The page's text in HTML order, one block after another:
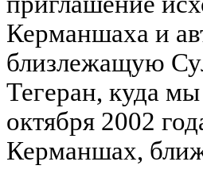
Керманшаха и
близлежащую
Тегеран, куда
октября 2002
Керманшах,